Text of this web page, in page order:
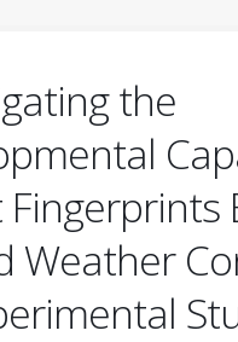
the
Weather